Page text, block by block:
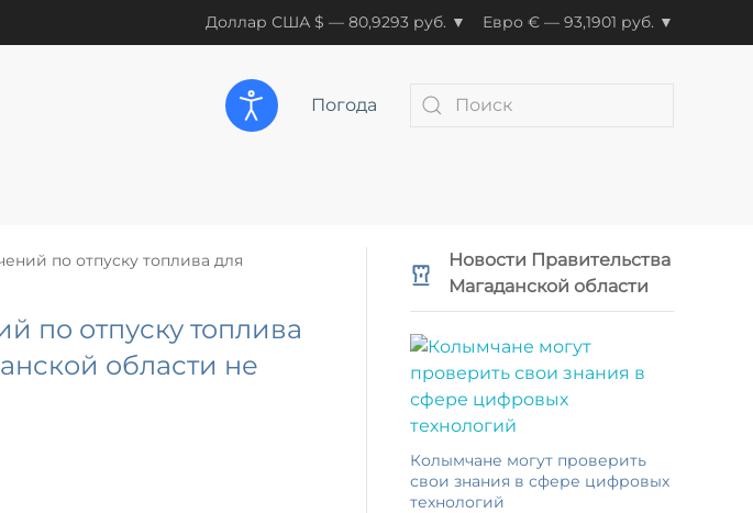
Доллар США $ — 80,9293 руб. ▼ Евро € — 93,1901 руб. ▼
Погода
по отпуску топлива для
по отпуску топлива
области не
Новости Правительства
Магаданской области
Колымчане могут проверить
свои знания в сфере цифровых
технологий